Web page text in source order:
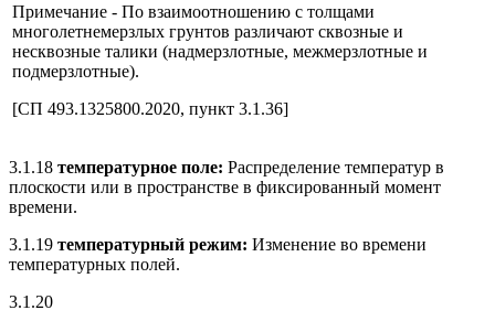
Примечание - По взаимоотношению с толщами
многолетнемерзлых грунтов различают сквозные и
несквозные талики (надмерзлотные, межмерзлотные и
подмерзлотные).
[СП 493.1325800.2020, пункт 3.1.36]
3.1.18 температурное поле: Распределение температур в
плоскости или в пространстве в фиксированный момент
времени.
3.1.19 температурный режим: Изменение во времени
температурных полей.
3.1.20